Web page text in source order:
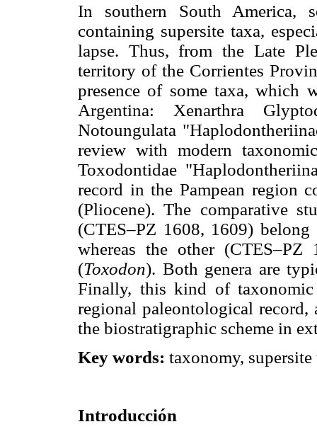
In southern South America,
containing supersite taxa,
lapse. Thus, from the Late
territory of the Corrientes
presence of some taxa, which
Argentina: Xenarthra
Notoungulata
review with modern
Toxodontidae
record in the Pampean region
(Pliocene). The comparative
(CTES–PZ 1608, 1609)
whereas the other (CTES–PZ
(Toxodon). Both genera are
Finally, this kind of taxonomic
regional paleontological
the biostratigraphic scheme in
Key words: taxonomy,
Introducción